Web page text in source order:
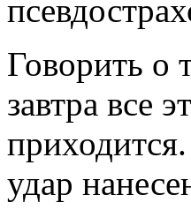
Говорить о
завтра все
удар